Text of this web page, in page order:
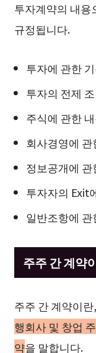
투자계약의 내용
규정됩니다.
투자에 관한
투자의 전제
주식에 관한
회사경영에 관
정보공개에 관
투자자의 Exit
일반조항에 관
주주 간 계약
주주 간 계약이란,
행회사 및 창업
약을 말합니다.